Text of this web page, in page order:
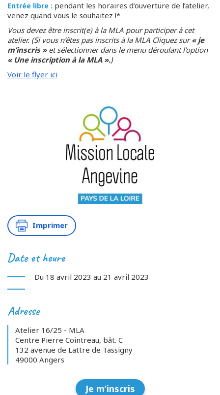
Entrée libre : pendant les horaires d’ouverture de l’atelier,
venez quand vous le souhaitez !*
Vous devez être inscrit(e) à la MLA pour participer à cet
atelier. (Si vous n’êtes pas inscrits à la MLA Cliquez sur« je
m’inscris »et sélectionner dans le menu déroulant l’option
« Une inscription à la MLA ».)
Voir le flyer ici
Imprimer
Date et heure
Du 18 avril 2023 au 21 avril 2023
Adresse
Atelier 16/25 - MLA
Centre Pierre Cointreau, bât. C
132 avenue de Lattre de Tassigny
49000 Angers
Je m’inscris